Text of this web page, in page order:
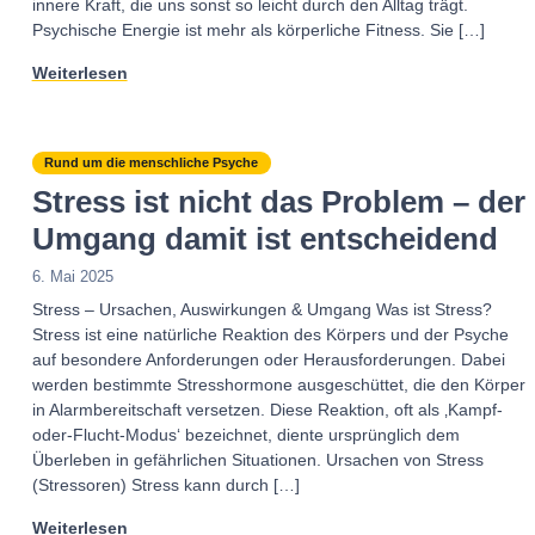
innere Kraft, die uns sonst so leicht durch den Alltag trägt.
Psychische Energie ist mehr als körperliche Fitness. Sie […]
Weiterlesen
Rund um die menschliche Psyche
Stress ist nicht das Problem – der
Umgang damit ist entscheidend
6. Mai 2025
Stress – Ursachen, Auswirkungen & Umgang Was ist Stress?
Stress ist eine natürliche Reaktion des Körpers und der Psyche
auf besondere Anforderungen oder Herausforderungen. Dabei
werden bestimmte Stresshormone ausgeschüttet, die den Körper
in Alarmbereitschaft versetzen. Diese Reaktion, oft als ‚Kampf-
oder-Flucht-Modus‘ bezeichnet, diente ursprünglich dem
Überleben in gefährlichen Situationen. Ursachen von Stress
(Stressoren) Stress kann durch […]
Weiterlesen